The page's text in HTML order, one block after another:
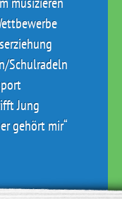
Schulradeln
Jung
gehört mir“